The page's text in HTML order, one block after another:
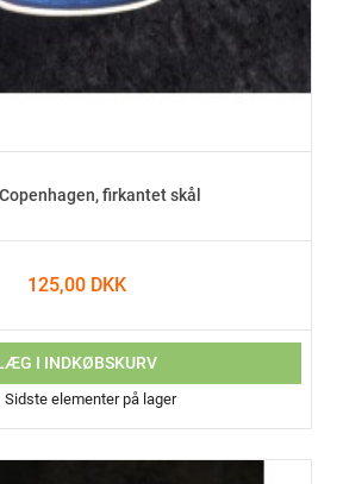
firkantet skål
125,00 DKK
I INDKØBSKURV
Sidste elementer på lager